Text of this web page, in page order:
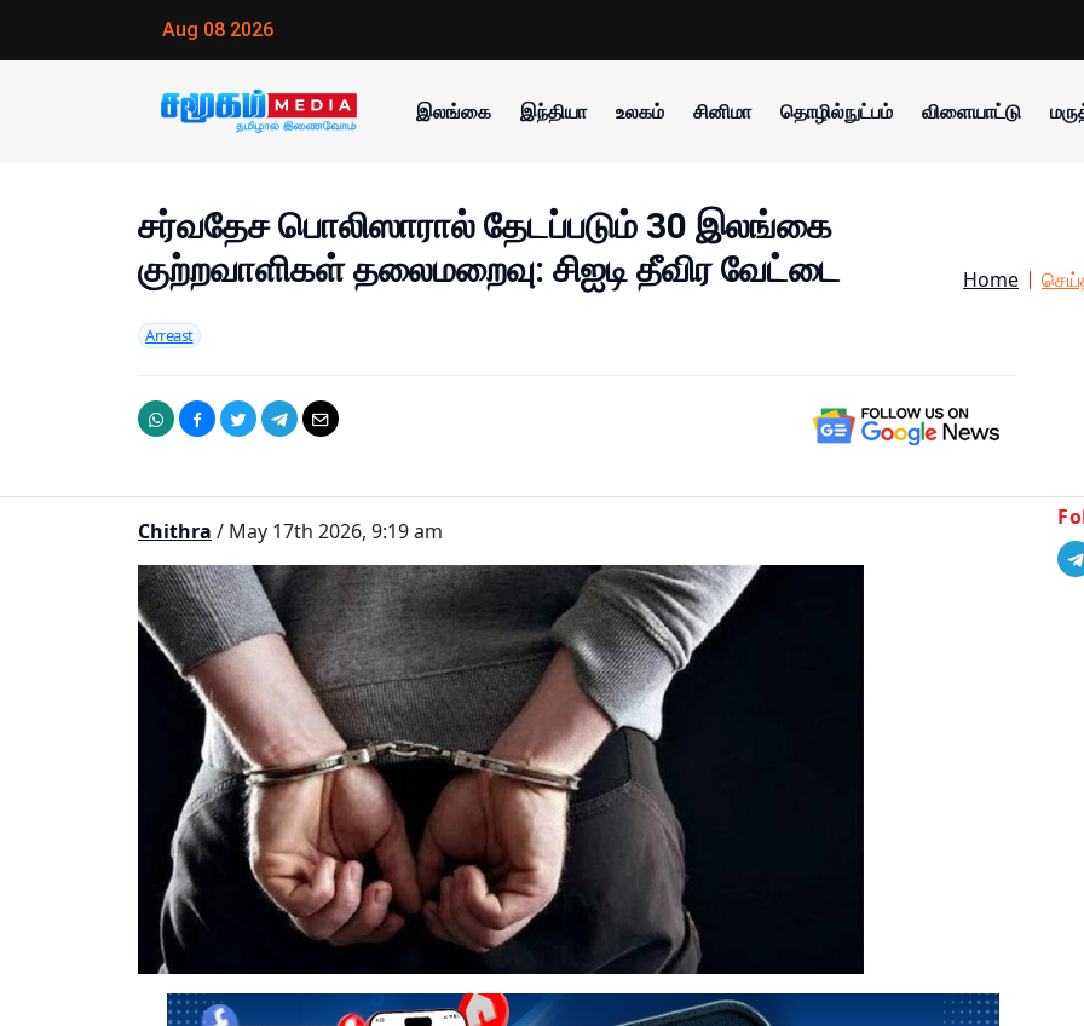
Aug 08 2026
இலங்கை இந்தியா உலகம் சினிமா தொழில்நுட்பம் விளையாட்டு
சர்வதேச பொலிஸாரால் தேடப்படும் 30 இலங்கை
குற்றவாளிகள் தலைமறைவு: சிஐடி தீவிர வேட்டை
Arreast
Home
Chithra / May 17th 2026, 9:19 am